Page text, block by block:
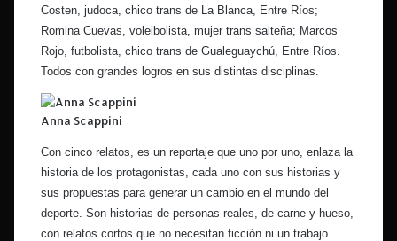
Costen, judoca, chico trans de La Blanca, Entre Ríos;
Romina Cuevas, voleibolista, mujer trans salteña; Marcos
Rojo, futbolista, chico trans de Gualeguaychú, Entre Ríos.
Todos con grandes logros en sus distintas disciplinas.
Anna Scappini
Con cinco relatos, es un reportaje que uno por uno, enlaza la
historia de los protagonistas, cada uno con sus historias y
sus propuestas para generar un cambio en el mundo del
deporte. Son historias de personas reales, de carne y hueso,
con relatos cortos que no necesitan ficción ni un trabajo